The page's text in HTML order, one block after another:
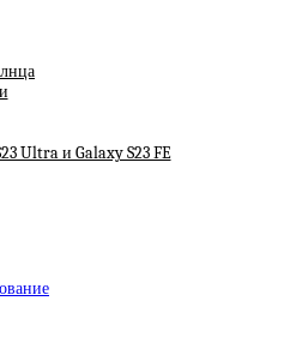
Ultra и Galaxy S23 FE